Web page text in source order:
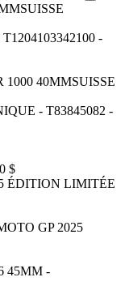
SUISSE
1000 40MMSUISSE
$
GP 2025